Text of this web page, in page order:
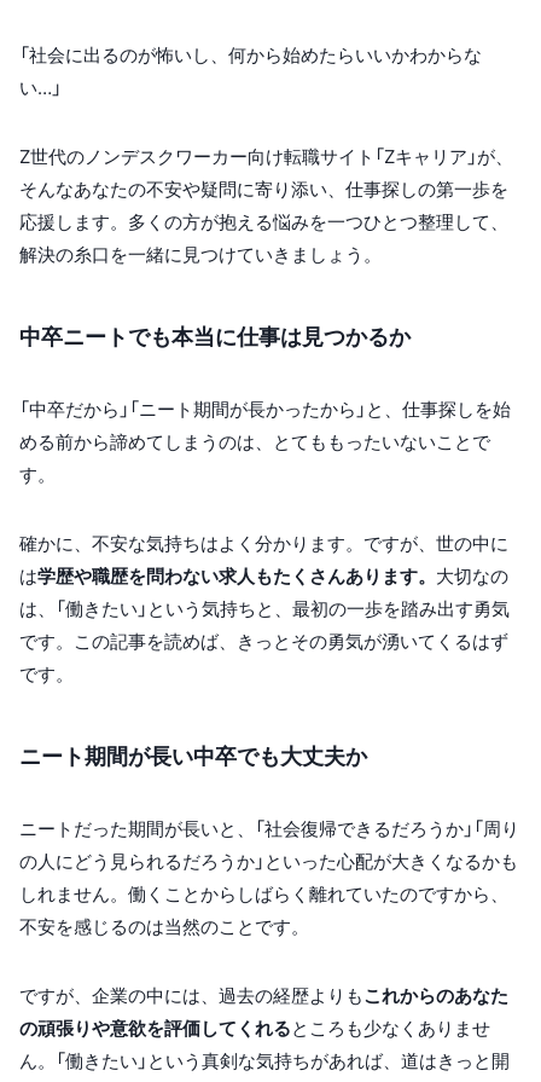
「社会に出るのが怖いし、何から始めたらいいかわからな
い…」
Z世代のノンデスクワーカー向け転職サイト「Zキャリア」が、
そんなあなたの不安や疑問に寄り添い、仕事探しの第一歩を
応援します。多くの方が抱える悩みを一つひとつ整理して、
解決の糸口を一緒に見つけていきましょう。
中卒ニートでも本当に仕事は見つかるか
「中卒だから」「ニート期間が長かったから」と、仕事探しを始
める前から諦めてしまうのは、とてももったいないことで
す。
確かに、不安な気持ちはよく分かります。ですが、世の中に
は学歴や職歴を問わない求人もたくさんあります。 大切なの
は、「働きたい」という気持ちと、最初の一歩を踏み出す勇気
です。この記事を読めば、きっとその勇気が湧いてくるはず
です。
ニート期間が長い中卒でも大丈夫か
ニートだった期間が長いと、「社会復帰できるだろうか」「周り
の人にどう見られるだろうか」といった心配が大きくなるかも
しれません。働くことからしばらく離れていたのですから、
不安を感じるのは当然のことです。
ですが、企業の中には、過去の経歴よりもこれからのあなた
の頑張りや意欲を評価してくれるところも少なくありませ
ん。「働きたい」という真剣な気持ちがあれば、道はきっと開